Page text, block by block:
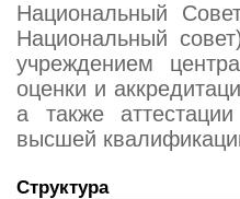
Национальный
Национальный
учреждением
оценки и
а также
высшей
Структура